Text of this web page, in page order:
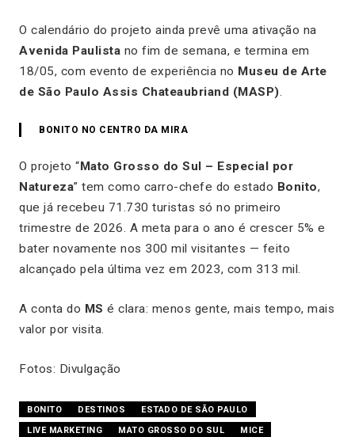
O calendário do projeto ainda prevê uma ativação na
Avenida Paulista no fim de semana, e termina em
18/05, com evento de experiência no Museu de Arte
de São Paulo Assis Chateaubriand (MASP).
BONITO NO CENTRO DA MIRA
O projeto “ Mato Grosso do Sul – Especial por
Natureza” tem como carro-chefe do estado Bonito,
que já recebeu 71.730 turistas só no primeiro
trimestre de 2026. A meta para o ano é crescer 5% e
bater novamente nos 300 mil visitantes — feito
alcançado pela última vez em 2023, com 313 mil.
A conta do MS é clara: menos gente, mais tempo, mais
valor por visita.
Fotos: Divulgação
BONITO DESTINOS
ESTADO DE SÃO PAULO
LIVE MARKETING
MATO GROSSO DO SUL
MICE